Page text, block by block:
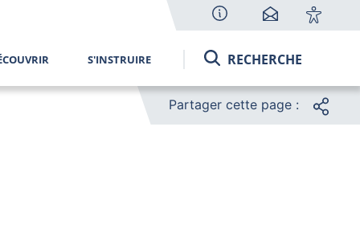
S'INSTRUIRE RECHERCHE
Partager cette page :